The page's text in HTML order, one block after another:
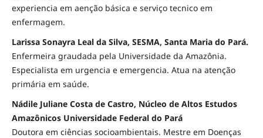
experiencia em aenção básica e serviço tecnico em
enfermagem.
Larissa Sonayra Leal da Silva, SESMA, Santa Maria do Pará.
Enfermeira graudada pela Universidade da Amazônia.
Especialista em urgencia e emergencia. Atua na atenção
primária em saúde.
Nádile Juliane Costa de Castro, Núcleo de Altos Estudos
Amazônicos Universidade Federal do Pará
Doutora em ciências socioambientais. Mestre em Doenças